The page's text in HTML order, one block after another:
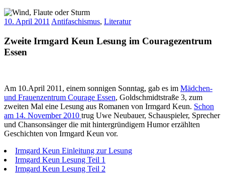
10. April 2011 Antifaschismus, Literatur
Zweite Irmgard Keun Lesung im Couragezentrum
Essen
Am 10.April 2011, einem sonnigen Sonntag, gab es im Mädchen-
und Frauenzentrum Courage Essen, Goldschmidtstraße 3, zum
zweiten Mal eine Lesung aus Romanen von Irmgard Keun. Schon
am 14. November 2010 trug Uwe Neubauer, Schauspieler, Sprecher
und Chansonsänger die mit hintergründigem Humor erzählten
Geschichten von Irmgard Keun vor.
Irmgard Keun Einleitung zur Lesung
Irmgard Keun Lesung Teil 1
Irmgard Keun Lesung Teil 2